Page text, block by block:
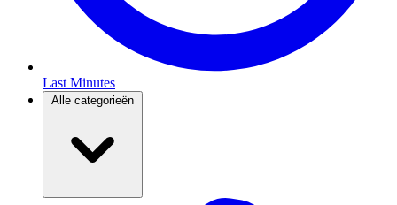
Last Minutes
Alle categorieën